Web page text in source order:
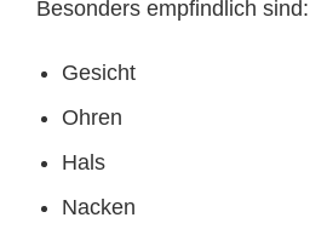
Besonders empfindlich sind:
Gesicht
Ohren
Hals
Nacken